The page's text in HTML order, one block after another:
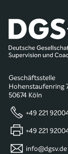
Geschäftsstelle
Hohenstaufenring
50674 Köln
+49 221
+49 221
info@dgsv.de